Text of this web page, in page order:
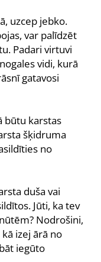
uzcep jebko.
var palīdzēt
Padari virtuvi
vidi, kurā
gatavosi
būtu karstas
šķidruma
no
duša vai
Jūti, ka tev
Nodrošini,
izej ārā no
iegūto